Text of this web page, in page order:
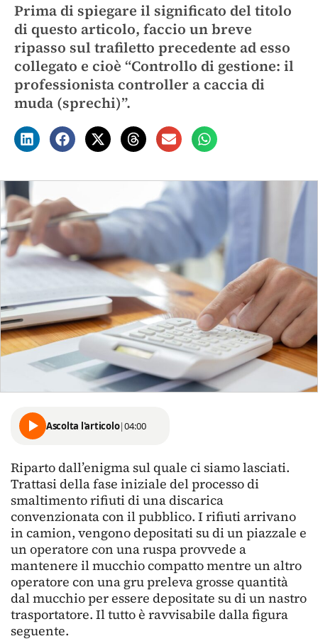
Prima di spiegare il significato del titolo
di questo articolo, faccio un breve
ripasso sul trafiletto precedente ad esso
collegato e cioè “Controllo di gestione: il
professionista controller a caccia di
muda (sprechi)”.
Ascolta l'articolo|04:00
Riparto dall’enigma sul quale ci siamo lasciati.
Trattasi della fase iniziale del processo di
smaltimento rifiuti di una discarica
convenzionata con il pubblico. I rifiuti arrivano
in camion, vengono depositati su di un piazzale e
un operatore con una ruspa provvede a
mantenere il mucchio compatto mentre un altro
operatore con una gru preleva grosse quantità
dal mucchio per essere depositate su di un nastro
trasportatore. Il tutto è ravvisabile dalla figura
seguente.